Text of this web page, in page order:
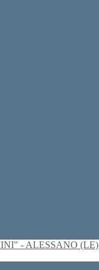
- ALESSANO (LE)